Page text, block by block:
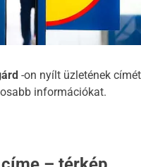
-on nyílt üzletének
információkat.